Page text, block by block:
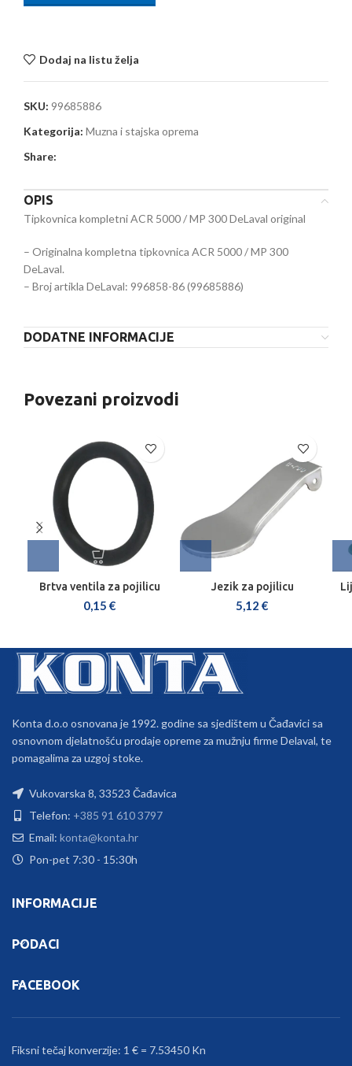
Dodaj na listu želja
SKU: 99685886
Kategorija: Muzna i stajska oprema
Share:
OPIS
Tipkovnica kompletni ACR 5000 / MP 300 DeLaval original
– Originalna kompletna tipkovnica ACR 5000 / MP 300
DeLaval.
– Broj artikla DeLaval: 996858-86 (99685886)
DODATNE INFORMACIJE
Povezani proizvodi
Brtva ventila za pojilicu
0,15 €
Jezik za pojilicu
5,12 €
Konta d.o.o osnovana je 1992. godine sa sjedištem u Čađavici sa
osnovnom djelatnošću prodaje opreme za mužnju firme Delaval, te
pomagalima za uzgoj stoke.
Vukovarska 8, 33523 Čađavica
Telefon: +385 91 610 3797
Email: konta@konta.hr
Pon-pet 7:30 - 15:30h
INFORMACIJE
PODACI
FACEBOOK
Fiksni tečaj konverzije: 1 € = 7.53450 Kn